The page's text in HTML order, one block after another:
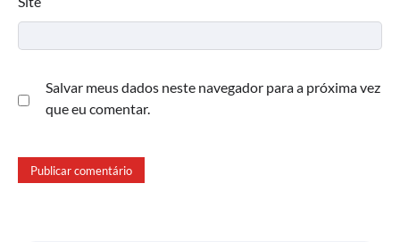
Salvar meus dados neste navegador para a próxima vez
que eu comentar.